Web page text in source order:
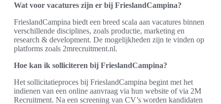
Wat voor vacatures zijn er bij FrieslandCampina?
FrieslandCampina biedt een breed scala aan vacatures binnen
verschillende disciplines, zoals productie, marketing en
research & development. De mogelijkheden zijn te vinden op
platforms zoals 2mrecruitment.nl.
Hoe kan ik solliciteren bij FrieslandCampina?
Het sollicitatieproces bij FrieslandCampina begint met het
indienen van een online aanvraag via hun website of via 2M
Recruitment. Na een screening van CV’s worden kandidaten